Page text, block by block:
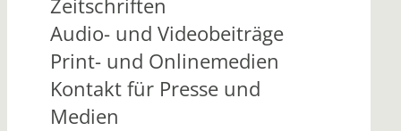
Zeitschriften
Audio- und Videobeiträge
Print- und Onlinemedien
Kontakt für Presse und
Medien